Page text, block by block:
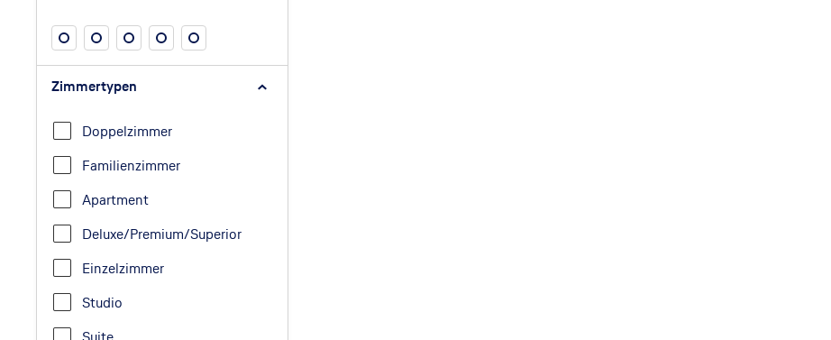
Zimmertypen
Doppelzimmer
Familienzimmer
Apartment
Deluxe/Premium/Superior
Einzelzimmer
Studio